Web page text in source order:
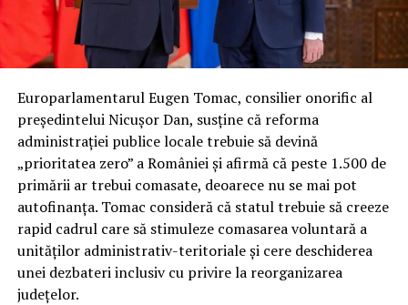
Europarlamentarul Eugen Tomac, consilier onorific al
președintelui Nicușor Dan, susține că reforma
administrației publice locale trebuie să devină
„prioritatea zero” a României și afirmă că peste 1.500 de
primării ar trebui comasate, deoarece nu se mai pot
autofinanța. Tomac consideră că statul trebuie să creeze
rapid cadrul care să stimuleze comasarea voluntară a
unităților administrativ-teritoriale și cere deschiderea
unei dezbateri inclusiv cu privire la reorganizarea
județelor.